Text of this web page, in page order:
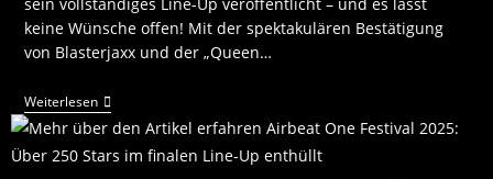
sein vollständiges Line-Up veröffentlicht – und es lässt
keine Wünsche offen! Mit der spektakulären Bestätigung
von Blasterjaxx und der „Queen…
Weiterlesen